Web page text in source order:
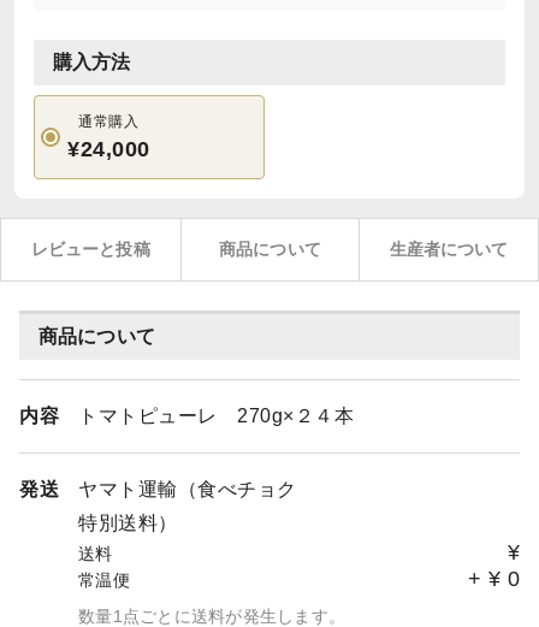
購入方法
通常購入
¥24,000
レビューと投稿 商品について 生産者について
商品について
内容 トマトピューレ 270g×２４本
発送
ヤマト運輸（食べチョク
特別送料）
送料 ¥
常温便 + ¥ 0
数量1点ごとに送料が発生します。